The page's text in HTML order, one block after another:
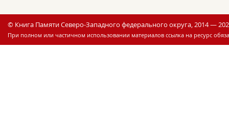
© Книга Памяти Северо-Западного федерального округа, 2014 —
При полном или частичном использовании материалов ссылка на ресурс